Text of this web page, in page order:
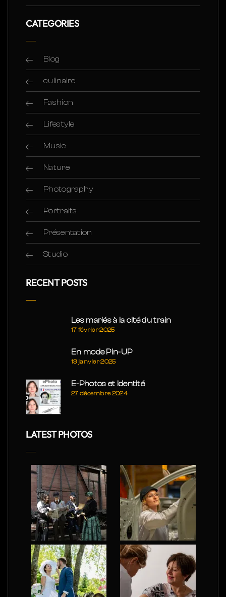
CATEGORIES
Blog
culinaire
Fashion
Lifestyle
Music
Nature
Photography
Portraits
Présentation
Studio
RECENT POSTS
Les mariés à la cité du train
17 février 2025
En mode Pin-UP
13 janvier 2025
E-Photos et Identité
27 décembre 2024
LATEST PHOTOS